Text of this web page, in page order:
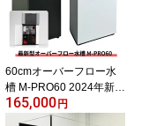
60cmオーバーフロー水
槽 M-PRO60 2024年新型
全国配送対応 キャビネッ
ト 黒・白選択可 ネプチ
165,000円